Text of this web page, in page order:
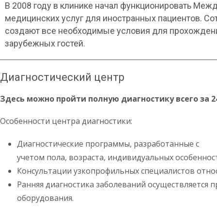
В 2008 году в клинике начал функционировать
медицинских услуг для иностранных пациентов.
создают все необходимые условия для
зарубежных гостей.
Диагностический центр
Здесь можно пройти полную диагностику всего за
Особенности центра диагностики:
Диагностические программы, разработанные с
учетом пола, возраста, индивидуальных
Консультации узкопрофильных специалистов
Ранняя диагностика заболеваний
оборудования.